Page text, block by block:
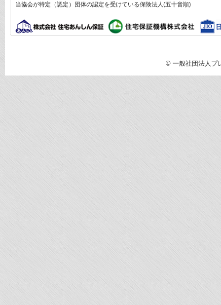
当協会が特定（認定）団体の認定を受けている保険法人(五十音順)
© 一般社団法人プ